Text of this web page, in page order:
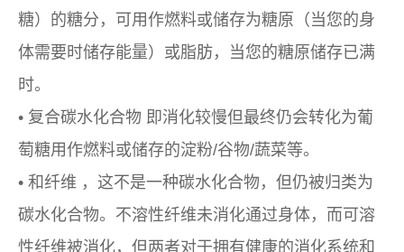
糖）的糖分，可用作燃料或储存为糖原（当您的身
体需要时储存能量）或脂肪，当您的糖原储存已满
时。
• 复合碳水化合物 即消化较慢但最终仍会转化为葡
萄糖用作燃料或储存的淀粉/谷物/蔬菜等。
• 和纤维 ，这不是一种碳水化合物，但仍被归类为
碳水化合物。不溶性纤维未消化通过身体，而可溶
性纤维被消化，但两者对于拥有健康的消化系统和